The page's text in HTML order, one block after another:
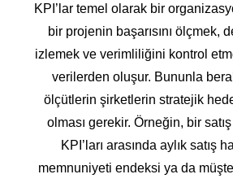
KPI’lar temel olarak bir
bir projenin başarısını ölçmek,
izlemek ve verimliliğini kontrol
verilerden oluşur. Bununla
ölçütlerin şirketlerin stratejik
olması gerekir. Örneğin, bir satış
KPI’ları arasında aylık satış
memnuniyeti endeksi ya da